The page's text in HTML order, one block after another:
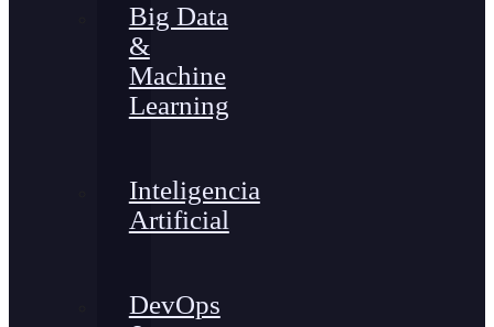
Big Data
&
Machine
Learning
Inteligencia
Artificial
DevOps